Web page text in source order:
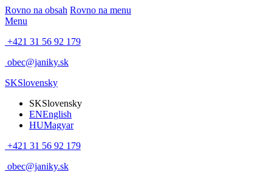
Rovno na obsah Rovno na menu
Menu
+421 31 56 92 179
obec@janiky.sk
SKSlovensky
SKSlovensky
ENEnglish
HUMagyar
+421 31 56 92 179
obec@janiky.sk